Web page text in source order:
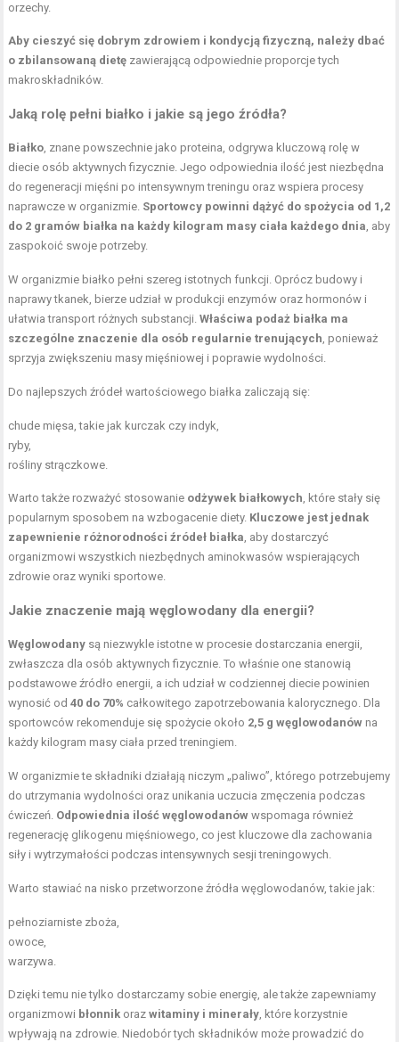
orzechy.
Aby cieszyć się dobrym zdrowiem i kondycją fizyczną, należy dbać
o zbilansowaną dietę zawierającą odpowiednie proporcje tych
makroskładników.
Jaką rolę pełni białko i jakie są jego źródła?
Białko, znane powszechnie jako proteina, odgrywa kluczową rolę w
diecie osób aktywnych fizycznie. Jego odpowiednia ilość jest niezbędna
do regeneracji mięśni po intensywnym treningu oraz wspiera procesy
naprawcze w organizmie. Sportowcy powinni dążyć do spożycia od 1,2
do 2 gramów białka na każdy kilogram masy ciała każdego dnia, aby
zaspokoić swoje potrzeby.
W organizmie białko pełni szereg istotnych funkcji. Oprócz budowy i
naprawy tkanek, bierze udział w produkcji enzymów oraz hormonów i
ułatwia transport różnych substancji.Właściwa podaż białka ma
szczególne znaczenie dla osób regularnie trenujących, ponieważ
sprzyja zwiększeniu masy mięśniowej i poprawie wydolności.
Do najlepszych źródeł wartościowego białka zaliczają się:
chude mięsa, takie jak kurczak czy indyk,
ryby,
rośliny strączkowe.
Warto także rozważyć stosowanie odżywek białkowych, które stały się
popularnym sposobem na wzbogacenie diety. Kluczowe jest jednak
zapewnienie różnorodności źródeł białka, aby dostarczyć
organizmowi wszystkich niezbędnych aminokwasów wspierających
zdrowie oraz wyniki sportowe.
Jakie znaczenie mają węglowodany dla energii?
Węglowodany są niezwykle istotne w procesie dostarczania energii,
zwłaszcza dla osób aktywnych fizycznie. To właśnie one stanowią
podstawowe źródło energii, a ich udział w codziennej diecie powinien
wynosić od40 do 70% całkowitego zapotrzebowania kalorycznego. Dla
sportowców rekomenduje się spożycie około 2,5 g węglowodanów na
każdy kilogram masy ciała przed treningiem.
W organizmie te składniki działają niczym „paliwo”, którego potrzebujemy
do utrzymania wydolności oraz unikania uczucia zmęczenia podczas
ćwiczeń. Odpowiednia ilość węglowodanów wspomaga również
regenerację glikogenu mięśniowego, co jest kluczowe dla zachowania
siły i wytrzymałości podczas intensywnych sesji treningowych.
Warto stawiać na nisko przetworzone źródła węglowodanów, takie jak:
pełnoziarniste zboża,
owoce,
warzywa.
Dzięki temu nie tylko dostarczamy sobie energię, ale także zapewniamy
organizmowi błonnik orazwitaminy i minerały, które korzystnie
wpływają na zdrowie. Niedobór tych składników może prowadzić do